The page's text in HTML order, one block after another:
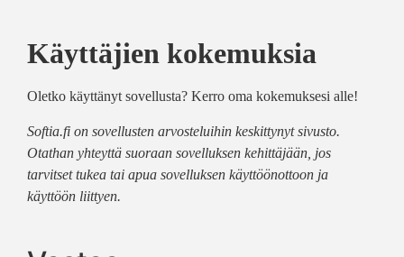
Käyttäjien kokemuksia
Oletko käyttänyt sovellusta? Kerro oma kokemuksesi alle!
Softia.fi on sovellusten arvosteluihin keskittynyt sivusto.
Otathan yhteyttä suoraan sovelluksen kehittäjään, jos
tarvitset tukea tai apua sovelluksen käyttöönottoon ja
käyttöön liittyen.